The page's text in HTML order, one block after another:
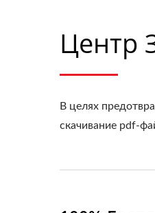
Центр
В целях
скачивание pdf-